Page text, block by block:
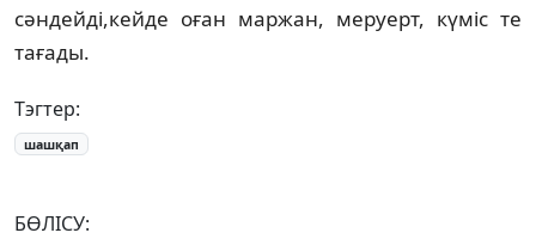
сәндейді,кейде оған маржан, меруерт, күміс те
тағады.
Тэгтер:
шашқап
БӨЛІСУ: